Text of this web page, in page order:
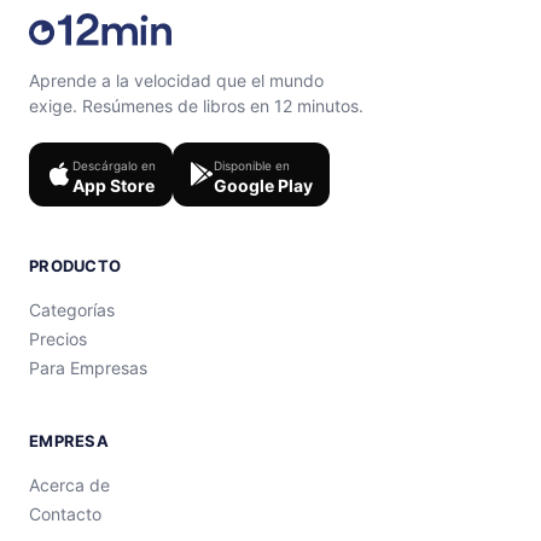
Aprende a la velocidad que el mundo
exige. Resúmenes de libros en 12 minutos.
Descárgalo en
App Store
Disponible en
Google Play
PRODUCTO
Categorías
Precios
Para Empresas
EMPRESA
Acerca de
Contacto